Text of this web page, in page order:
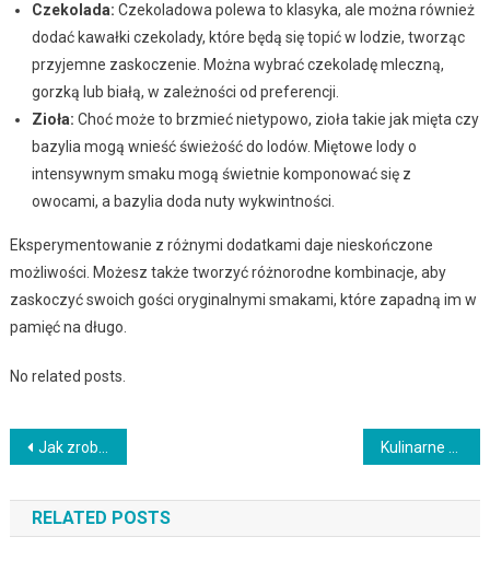
Czekolada: Czekoladowa polewa to klasyka, ale można również
dodać kawałki czekolady, które będą się topić w lodzie, tworząc
przyjemne zaskoczenie. Można wybrać czekoladę mleczną,
gorzką lub białą, w zależności od preferencji.
Zioła: Choć może to brzmieć nietypowo, zioła takie jak mięta czy
bazylia mogą wnieść świeżość do lodów. Miętowe lody o
intensywnym smaku mogą świetnie komponować się z
owocami, a bazylia doda nuty wykwintności.
Eksperymentowanie z różnymi dodatkami daje nieskończone
możliwości. Możesz także tworzyć różnorodne kombinacje, aby
zaskoczyć swoich gości oryginalnymi smakami, które zapadną im w
pamięć na długo.
No related posts.
Nawigacja
wpisu
Jak zrobić idealne burger – przepis na soczyste i smaczne mięso
RELATED POSTS